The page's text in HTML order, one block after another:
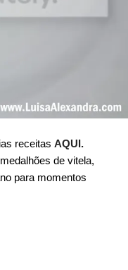
receitas AQUI.
de vitela,
para momentos